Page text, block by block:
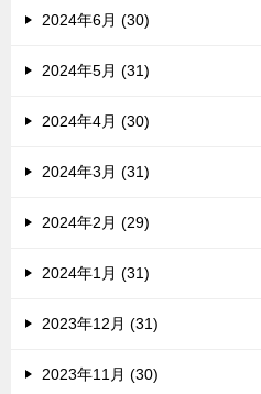
2024年6月 (30)
2024年5月 (31)
2024年4月 (30)
2024年3月 (31)
2024年2月 (29)
2024年1月 (31)
2023年12月 (31)
2023年11月 (30)